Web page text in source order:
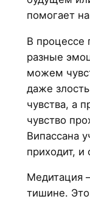
помогает
В процессе
разные
можем
даже
чувства, а
чувство
Випассана
приходит, и
Медитация
тишине.